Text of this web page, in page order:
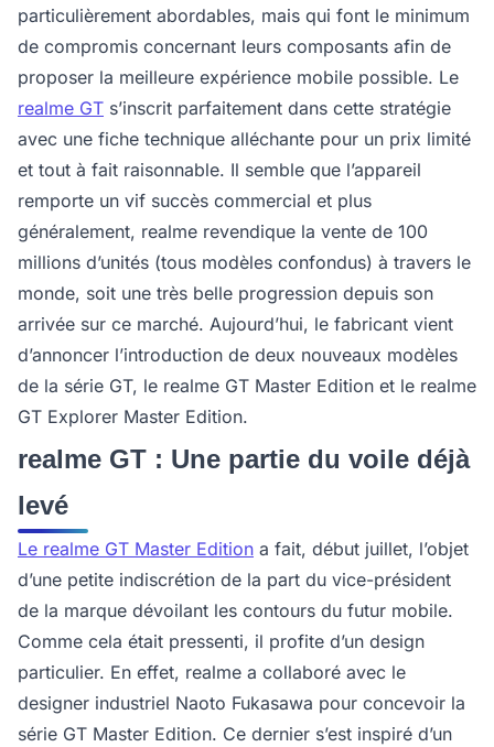
particulièrement abordables, mais qui font le minimum
de compromis concernant leurs composants afin de
proposer la meilleure expérience mobile possible. Le
realme GT s’inscrit parfaitement dans cette stratégie
avec une fiche technique alléchante pour un prix limité
et tout à fait raisonnable. Il semble que l’appareil
remporte un vif succès commercial et plus
généralement, realme revendique la vente de 100
millions d’unités (tous modèles confondus) à travers le
monde, soit une très belle progression depuis son
arrivée sur ce marché. Aujourd’hui, le fabricant vient
d’annoncer l’introduction de deux nouveaux modèles
de la série GT, le realme GT Master Edition et le realme
GT Explorer Master Edition.
realme GT : Une partie du voile déjà
levé
Le realme GT Master Edition a fait, début juillet, l’objet
d’une petite indiscrétion de la part du vice-président
de la marque dévoilant les contours du futur mobile.
Comme cela était pressenti, il profite d’un design
particulier. En effet, realme a collaboré avec le
designer industriel Naoto Fukasawa pour concevoir la
série GT Master Edition. Ce dernier s’est inspiré d’un